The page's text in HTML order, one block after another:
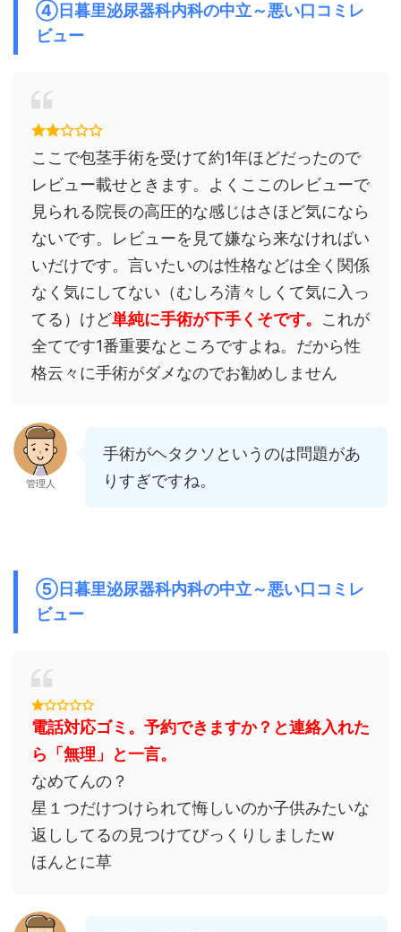
④日暮里泌尿器科内科の中立～悪い口コミレ
ビュー
ここで包茎手術を受けて約1年ほどだったので
レビュー載せときます。よくここのレビューで
見られる院長の高圧的な感じはさほど気になら
ないです。レビューを見て嫌なら来なければい
いだけです。言いたいのは性格などは全く関係
なく気にしてない（むしろ清々しくて気に入っ
てる）けど単純に手術が下手くそです。 これが
全てです1番重要なところですよね。だから性
格云々に手術がダメなのでお勧めしません
管理人
手術がヘタクソというのは問題があ
りすぎですね。
⑤日暮里泌尿器科内科の中立～悪い口コミレ
ビュー
電話対応ゴミ。予約できますか？と連絡入れた
ら「無理」と一言。
なめてんの？
星１つだけつけられて悔しいのか子供みたいな
返ししてるの見つけてびっくりしましたw
ほんとに草